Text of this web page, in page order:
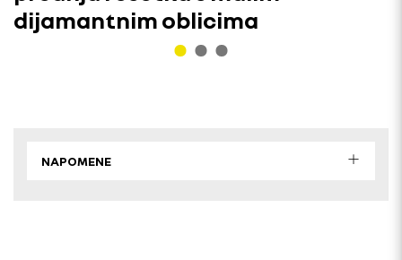
dijamantnim oblicima
NAPOMENE